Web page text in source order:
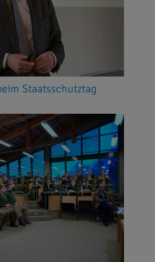
Staatsschutztag